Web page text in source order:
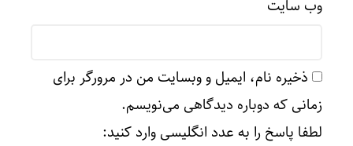
وب‌ سایت
ذخیره نام، ایمیل و وبسایت من در مرورگر برای
زمانی که دوباره دیدگاهی می‌نویسم.
لطفا پاسخ را به عدد انگلیسی وارد کنید: